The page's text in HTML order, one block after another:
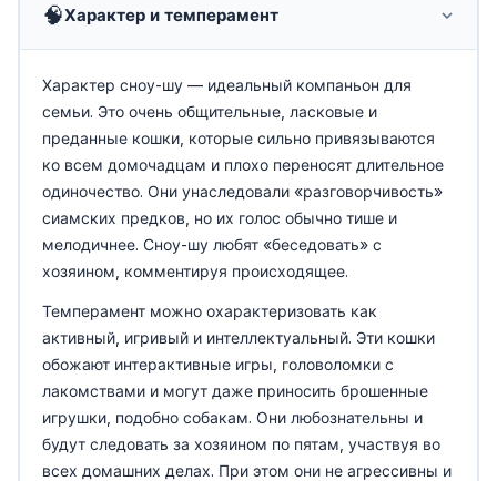
🧠Характер и темперамент
Характер сноу-шу — идеальный компаньон для
семьи. Это очень общительные, ласковые и
преданные кошки, которые сильно привязываются
ко всем домочадцам и плохо переносят длительное
одиночество. Они унаследовали «разговорчивость»
сиамских предков, но их голос обычно тише и
мелодичнее. Сноу-шу любят «беседовать» с
хозяином, комментируя происходящее.
Темперамент можно охарактеризовать как
активный, игривый и интеллектуальный. Эти кошки
обожают интерактивные игры, головоломки с
лакомствами и могут даже приносить брошенные
игрушки, подобно собакам. Они любознательны и
будут следовать за хозяином по пятам, участвуя во
всех домашних делах. При этом они не агрессивны и